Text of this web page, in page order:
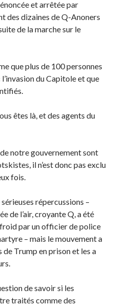
et arrêtée par
des dizaines de Q-Anoners
de la marche sur le
que plus de 100 personnes
du Capitole et que
êtes là, et des agents du
notre gouvernement sont
il n’est donc pas exclu
fois.
répercussions –
de l’air, croyante Q, a été
par un officier de police
– mais le mouvement a
Trump en prison et les a
de savoir si les
traités comme des